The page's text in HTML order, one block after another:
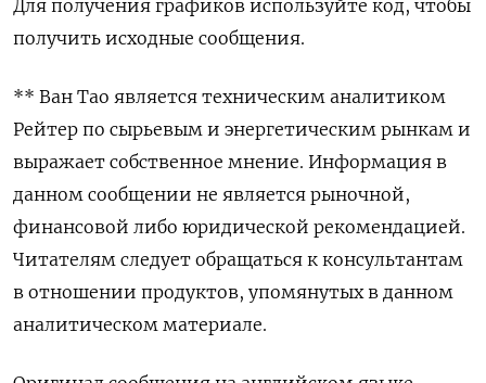
Для получения графиков используйте код, чтобы
получить исходные сообщения.
** Ван Тао является техническим аналитиком
Рейтер по сырьевым и энергетическим рынкам и
выражает собственное мнение. Информация в
данном сообщении не является рыночной,
финансовой либо юридической рекомендацией.
Читателям следует обращаться к консультантам
в отношении продуктов, упомянутых в данном
аналитическом материале.